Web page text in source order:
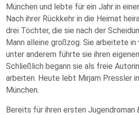
München und lebte für ein Jahr in
Nach ihrer Rückkehr in die Heimat
drei Töchter, die sie nach der
Mann alleine großzog. Sie arbeitete
unter anderem führte sie ihren
Schließlich begann sie als freie
arbeiten. Heute lebt Mirjam Pressler
München.
Bereits für ihren ersten Jugendroman